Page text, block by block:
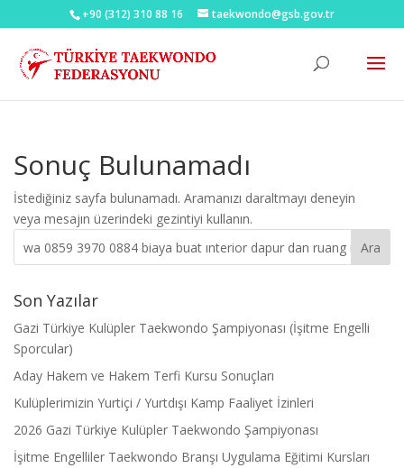
+90 (312) 310 88 16 taekwondo@gsb.gov.tr
Sonuç Bulunamadı
İstediğiniz sayfa bulunamadı. Aramanızı daraltmayı deneyin
veya mesajın üzerindeki gezintiyi kullanın.
Son Yazılar
Gazi Türkiye Kulüpler Taekwondo Şampiyonası (İşitme Engelli
Sporcular)
Aday Hakem ve Hakem Terfi Kursu Sonuçları
Kulüplerimizin Yurtiçi / Yurtdışı Kamp Faaliyet İzinleri
2026 Gazi Türkiye Kulüpler Taekwondo Şampiyonası
İşitme Engelliler Taekwondo Branşı Uygulama Eğitimi Kursları